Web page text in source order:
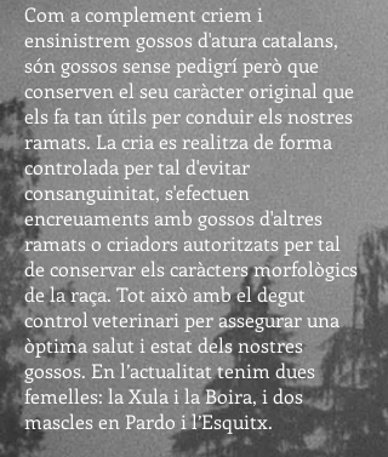
Com a complement criem i
ensinistrem gossos d'atura catalans,
són gossos sense pedigrí però que
conserven el seu caràcter original que
els fa tan útils per conduir els nostres
ramats. La cria es realitza de forma
controlada per tal d'evitar
consanguinitat, s'efectuen
encreuaments amb gossos d'altres
ramats o criadors autoritzats per tal
de conservar els caràcters morfològics
de la raça. Tot això amb el degut
control veterinari per assegurar una
òptima salut i estat dels nostres
gossos. En l’actualitat tenim dues
femelles: la Xula i la Boira, i dos
mascles en Pardo i l’Esquitx.